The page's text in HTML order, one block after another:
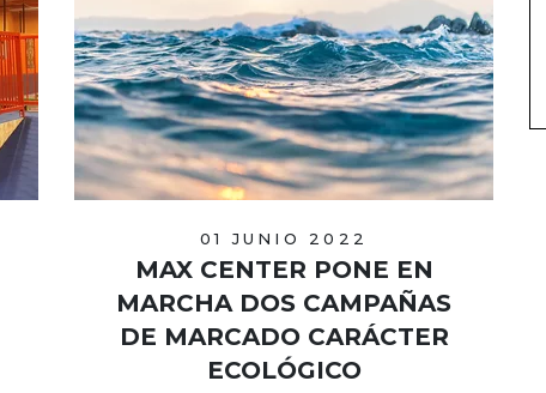
01 JUNIO 2022
MAX CENTER PONE EN
MARCHA DOS CAMPAÑAS
DE MARCADO CARÁCTER
ECOLÓGICO